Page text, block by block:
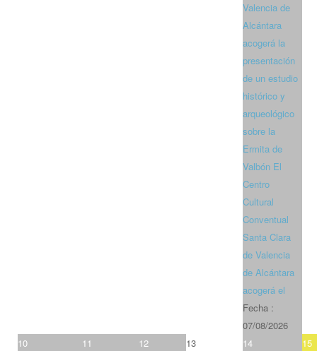
Valencia de
Alcántara
acogerá la
presentación
de un estudio
histórico y
arqueológico
sobre la
Ermita de
Valbón El
Centro
Cultural
Conventual
Santa Clara
de Valencia
de Alcántara
acogerá el
Fecha :
07/08/2026
10 11 12 13 14 15